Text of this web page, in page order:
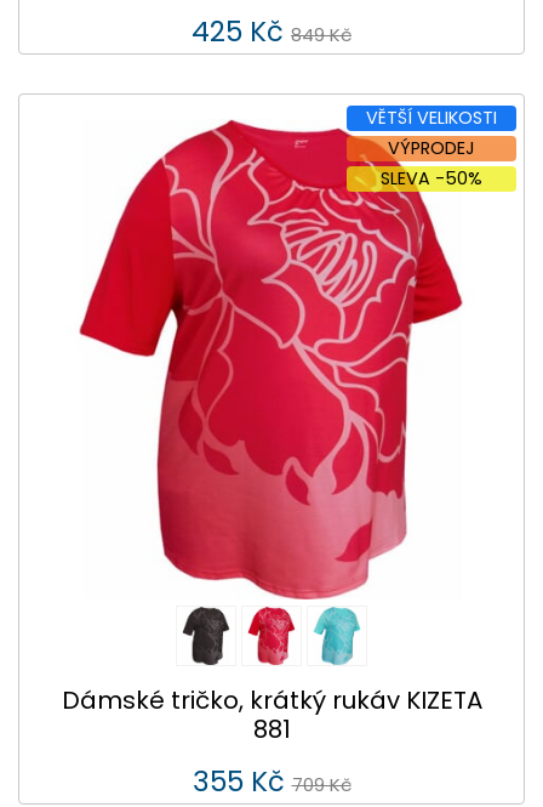
425 Kč 849 Kč
VĚTŠÍ VELIKOSTI
VÝPRODEJ
SLEVA -50%
Dámské tričko, krátký rukáv KIZETA
881
355 Kč 709 Kč